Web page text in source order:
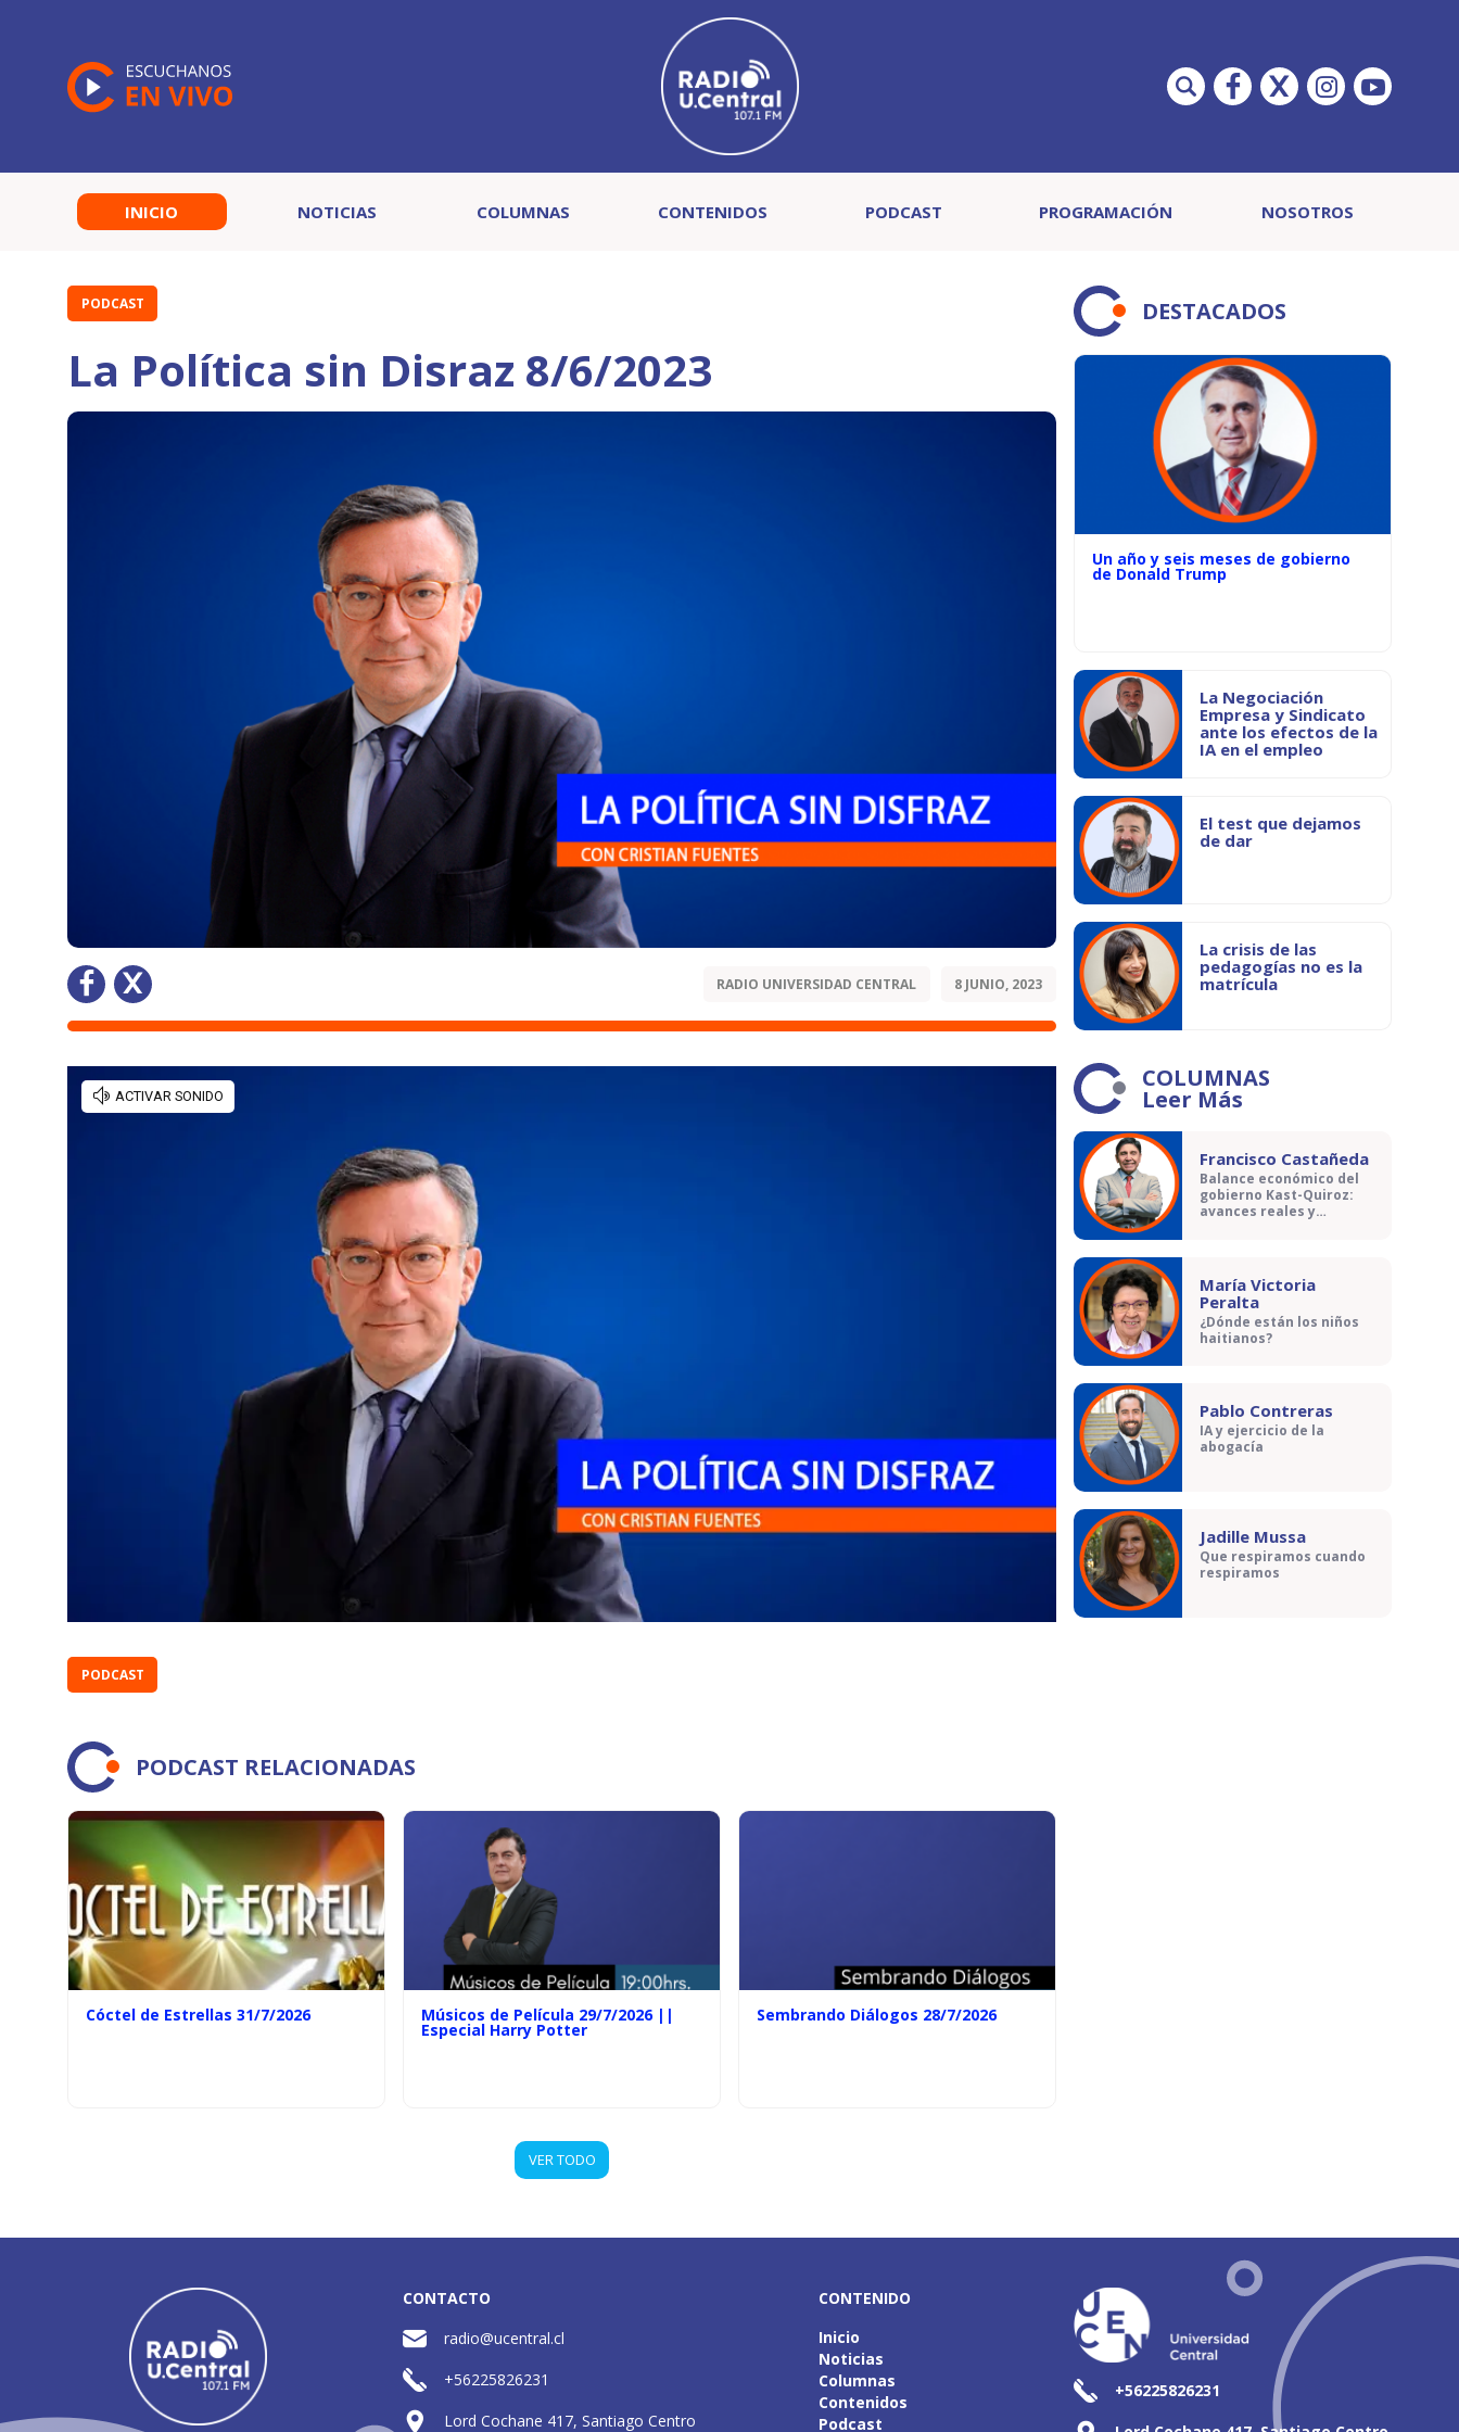
INICIO NOTICIAS COLUMNAS CONTENIDOS PODCAST PROGRAMACIÓN NOSOTROS
PODCAST
La Política sin Disraz 8/6/2023
RADIO UNIVERSIDAD CENTRAL 8 JUNIO, 2023
PODCAST
PODCAST RELACIONADAS
Cóctel de Estrellas 31/7/2026 Músicos de Película 29/7/2026 ||
Especial Harry Potter
Sembrando Diálogos 28/7/2026
VER TODO
DESTACADOS
Un año y seis meses de gobierno
de Donald Trump
La Negociación
Empresa y Sindicato
ante los efectos de la
IA en el empleo
El test que dejamos
de dar
La crisis de las
pedagogías no es la
matrícula
COLUMNAS
Leer Más
Francisco Castañeda
Balance económico del
gobierno Kast-Quiroz:
avances reales y
María Victoria
Peralta
¿Dónde están los niños
haitianos?
Pablo Contreras
IA y ejercicio de la
abogacía
Jadille Mussa
Que respiramos cuando
respiramos
CONTACTO
radio@ucentral.cl
+56225826231
Lord Cochane 417, Santiago Centro
CONTENIDO
Inicio
Noticias
Columnas
Contenidos
Podcast
+56225826231